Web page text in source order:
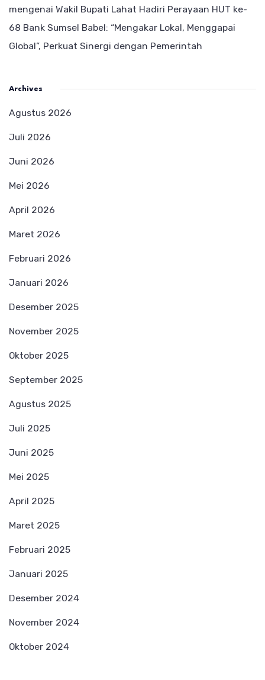
mengenai Wakil Bupati Lahat Hadiri Perayaan HUT ke-
68 Bank Sumsel Babel: “Mengakar Lokal, Menggapai
Global”, Perkuat Sinergi dengan Pemerintah
Archives
Agustus 2026
Juli 2026
Juni 2026
Mei 2026
April 2026
Maret 2026
Februari 2026
Januari 2026
Desember 2025
November 2025
Oktober 2025
September 2025
Agustus 2025
Juli 2025
Juni 2025
Mei 2025
April 2025
Maret 2025
Februari 2025
Januari 2025
Desember 2024
November 2024
Oktober 2024